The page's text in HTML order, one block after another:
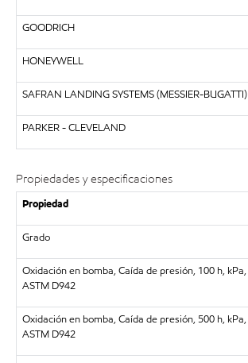
GOODRICH
HONEYWELL
SAFRAN LANDING SYSTEMS (MESSIER-BUGATTI)
PARKER - CLEVELAND
Propiedades y especificaciones
Propiedad
Grado
Oxidación en bomba, Caída de presión, 100 h, kPa,
ASTM D942
Oxidación en bomba, Caída de presión, 500 h, kPa,
ASTM D942